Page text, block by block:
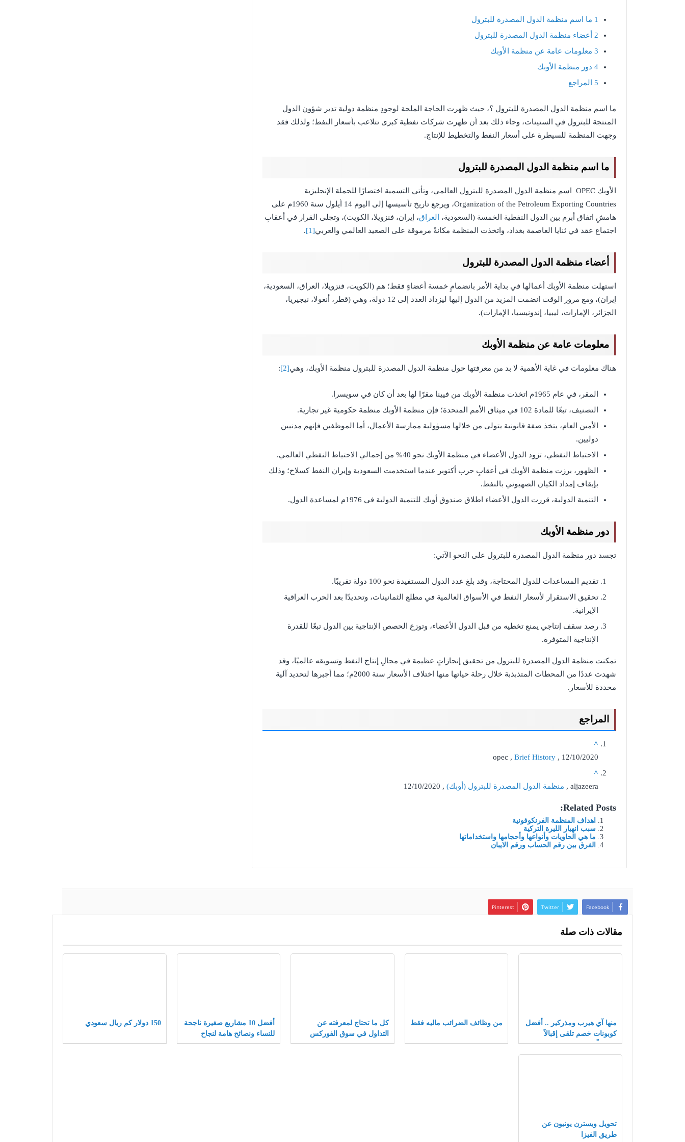
1 ما اسم منظمة الدول المصدرة للبترول
2 أعضاء منظمة الدول المصدرة للبترول
3 معلومات عامة عن منظمة الأوبك
4 دور منظمة الأوبك
5 المراجع
ما اسم منظمة الدول المصدرة للبترول ؟، حيث ظهرت الحاجة الملحة لوجودِ منظمة دولية تدير شؤون الدول
المنتجة للبترول في الستينات، وجاء ذلك بعد أن ظهرت شركات نفطية كبرى تتلاعب بأسعار النفط؛ ولذلك فقد
وجهت المنظمة للسيطرة على أسعار النفط والتخطيط للإنتاج.
ما اسم منظمة الدول المصدرة للبترول
الأوبك OPEC اسم منظمة الدول المصدرة للبترول العالمي، وتأتي التسمية اختصارًا للجملة الإنجليزية
Organization of the Petroleum Exporting Countries، ويرجع تاريخ تأسيسها إلى اليوم 14 أيلول سنة 1960م على
هامشِ اتفاق أبرم بين الدول النفطية الخمسة (السعودية،
العراق، إيران، فنزويلا، الكويت)، وتجلى القرار في أعقابِ
اجتماع عقد في ثنايا العاصمة بغداد، واتخذت المنظمة مكانةً مرموقة على الصعيد العالمي والعربي[1]
.
أعضاء منظمة الدول المصدرة للبترول
استهلت منظمة الأوبك أعمالها في بداية الأمر بانضمامِ خمسة أعضاءٍ فقط؛ هم (الكويت، فنزويلا، العراق، السعودية،
إيران)، ومع مرور الوقت انضمت المزيد من الدول إليها ليزداد العدد إلى 12 دولة، وهي (قطر، أنغولا، نيجيريا،
الجزائر، الإمارات، ليبيا، إندونيسيا، الإمارات).
معلومات عامة عن منظمة الأوبك
هناك معلومات في غاية الأهمية لا بد من معرفتها حول منظمة الدول المصدرة للبترول منظمة الأوبك، وهي[2]
:
المقر، في عام 1965م اتخذت منظمة الأوبك من فيينا مقرًا لها بعد أن كان في سويسرا.
التصنيف، تبعًا للمادة 102 في ميثاق الأمم المتحدة؛ فإن منظمة الأوبك منظمة حكومية غير تجارية.
الأمين العام، يتخذ صفة قانونية يتولى من خلالها مسؤولية ممارسة الأعمال، أما الموظفين فإنهم مدنيين
دوليين.
الاحتياط النفطي، تزود الدول الأعضاء في منظمة الأوبك نحو 40% من إجمالي الاحتياط النفطي العالمي.
الظهور، برزت منظمة الأوبك في أعقابِ حرب أكتوبر عندما استخدمت السعودية وإيران النفط كسلاح؛ وذلك
بإيقاف إمداد الكيان الصهيوني بالنفط.
التنمية الدولية، قررت الدول الأعضاء اطلاق صندوق أوبك للتنمية الدولية في 1976م لمساعدة الدول.
دور منظمة الأوبك
تجسد دور منظمة الدول المصدرة للبترول على النحو الآتي:
تقديم المساعدات للدول المحتاجة، وقد بلغ عدد الدول المستفيدة نحو 100 دولة تقريبًا.
تحقيق الاستقرار لأسعار النفط في الأسواق العالمية في مطلع الثمانينات، وتحديدًا بعد الحرب العراقية
الإيرانية.
رصد سقف إنتاجي يمنع تخطيه من قبل الدول الأعضاء، وتوزع الحصص الإنتاجية بين الدول تبعًا للقدرة
الإنتاجية المتوفرة.
تمكنت منظمة الدول المصدرة للبترول من تحقيق إنجازاتٍ عظيمة في مجالِ إنتاج النفط وتسويقه عالميًا، وقد
شهدت عددًا من المحطات المتذبذبة خلال رحلة حياتها منها اختلاف الأسعار سنة 2000م؛ مما أجبرها لتحديد آلية
محددة للأسعار.
المراجع
^
opec , Brief History , 12/10/2020
^
aljazeera ,
منظمة الدول المصدرة للبترول (أوبك) , 12/10/2020
Related Posts:
اهداف المنظمة الفرنكوفونية
سبب انهيار الليرة التركية
ما هي الحاويات وأنواعها وأحجامها واستخداماتها
الفرق بين رقم الحساب ورقم الايبان
Facebook
Twitter
Pinterest
مقالات ذات صلة
منها آي هيرب ومذركير .. أفضل
كوبونات خصم تلقى إقبالاً
متزايداً بعام 2021
من وظائف الضرائب ماليه فقط
كل ما تحتاج لمعرفته عن
التداول في سوق الفوركس
أفضل 10 مشاريع صغيرة ناجحة
للنساء ونصائح هامة لنجاح
المشاريع الصغيرة
150 دولار كم ريال سعودي
تحويل ويسترن يونيون عن
طريق الفيزا